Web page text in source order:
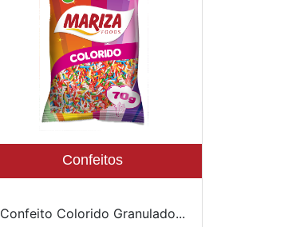
Confeitos
Confeito Colorido Granulado...